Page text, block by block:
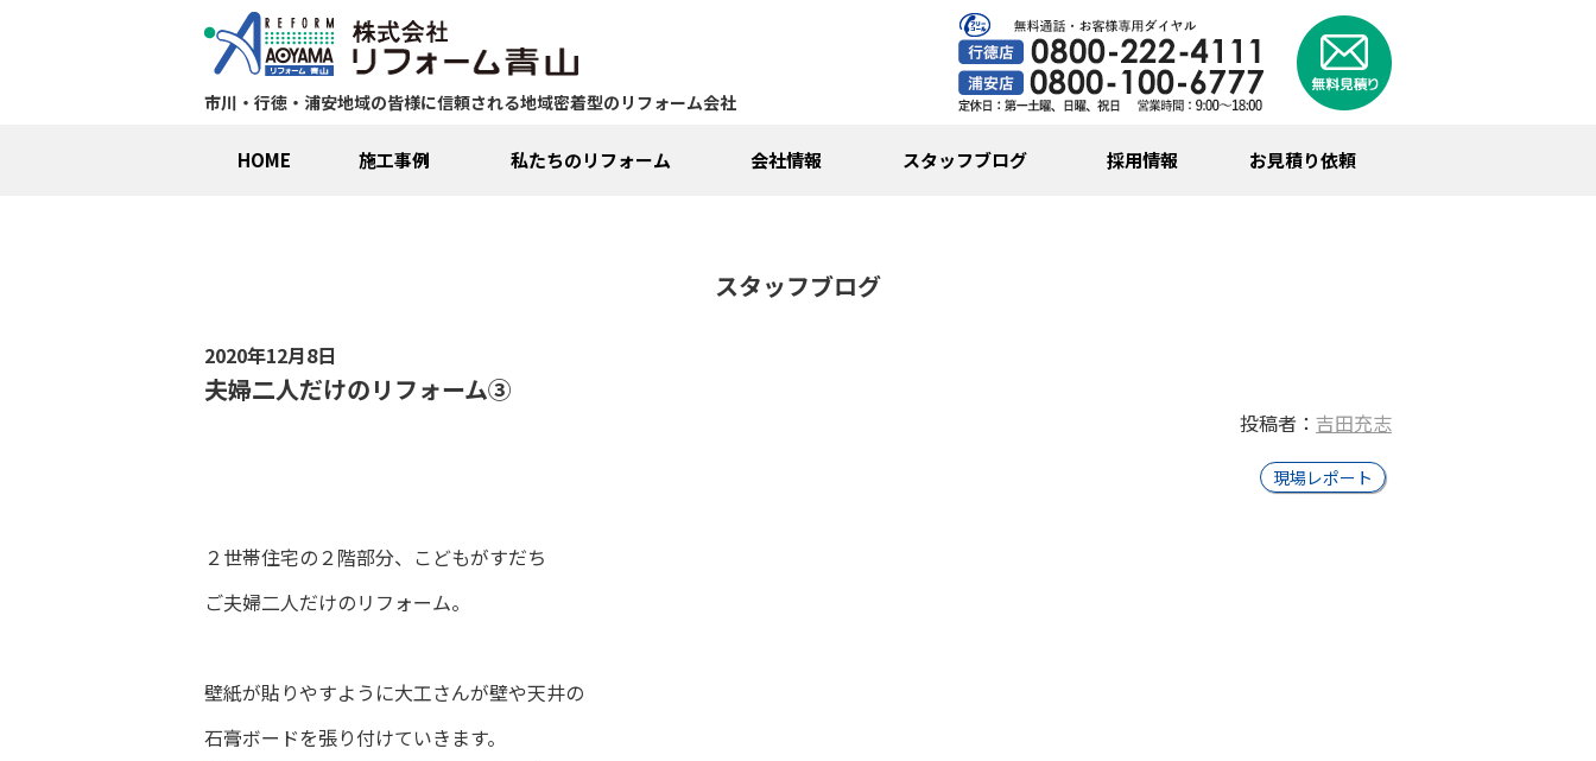
市川・行徳・浦安地域の皆様に信頼される地域密着型のリフォーム会社
HOME 施工事例 私たちのリフォーム 会社情報 スタッフブログ 採用情報 お見積り依頼
スタッフブログ
2020年12月8日
夫婦二人だけのリフォーム③
投稿者： 吉田充志
現場レポート
２世帯住宅の２階部分、こどもがすだち
ご夫婦二人だけのリフォーム。
壁紙が貼りやすように大工さんが壁や天井の
石膏ボードを張り付けていきます。